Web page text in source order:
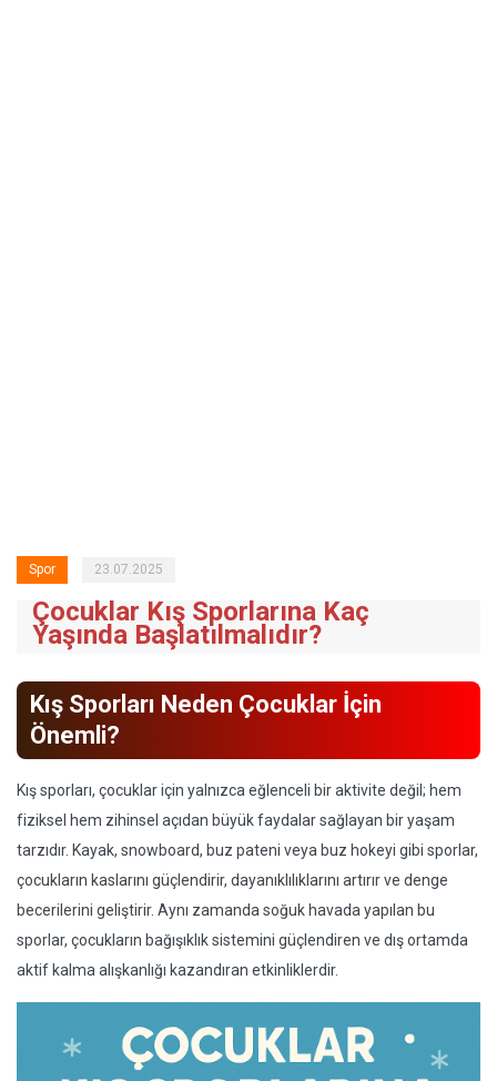
Spor 23.07.2025
Çocuklar Kış Sporlarına Kaç
Yaşında Başlatılmalıdır?
Kış Sporları Neden Çocuklar İçin
Önemli?
Kış sporları, çocuklar için yalnızca eğlenceli bir aktivite değil; hem
fiziksel hem zihinsel açıdan büyük faydalar sağlayan bir yaşam
tarzıdır. Kayak, snowboard, buz pateni veya buz hokeyi gibi sporlar,
çocukların kaslarını güçlendirir, dayanıklılıklarını artırır ve denge
becerilerini geliştirir. Aynı zamanda soğuk havada yapılan bu
sporlar, çocukların bağışıklık sistemini güçlendiren ve dış ortamda
aktif kalma alışkanlığı kazandıran etkinliklerdir.